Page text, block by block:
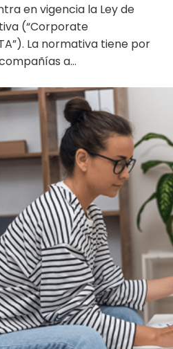
en vigencia la Ley de
(“Corporate
La normativa tiene por
a...